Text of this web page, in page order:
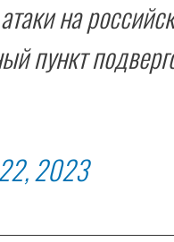
на
пункт
2023